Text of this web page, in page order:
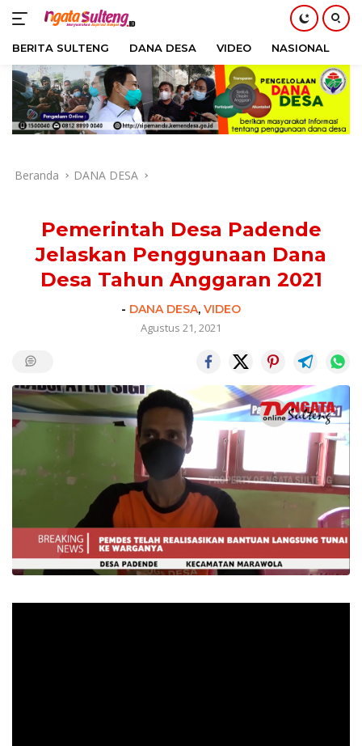
Langsung
konten
BERITA SULTENG DANA DESA VIDEO NASIONAL
Beranda DANA DESA
Pemerintah Desa Padende
Jelaskan Penggunaan Dana
Desa Tahun Anggaran 2021
- DANA DESA, VIDEO
Agustus 21, 2021